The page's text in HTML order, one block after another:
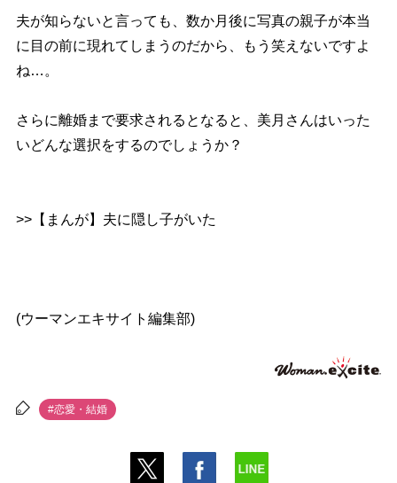
夫が知らないと言っても、数か月後に写真の親子が本当
に目の前に現れてしまうのだから、もう笑えないですよ
ね…。
さらに離婚まで要求されるとなると、美月さんはいった
いどんな選択をするのでしょうか？
>>【まんが】夫に隠し子がいた
(ウーマンエキサイト編集部)
#恋愛・結婚